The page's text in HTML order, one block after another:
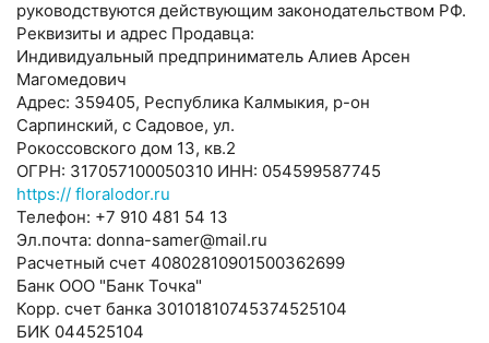
руководствуются действующим законодательством РФ.
Реквизиты и адрес Продавца:
Индивидуальный предприниматель Алиев Арсен
Магомедович
Адрес: 359405, Республика Калмыкия, р-он
Сарпинский, с Садовое, ул.
Рокоссовского дом 13, кв.2
ОГРН: 317057100050310 ИНН: 054599587745
https:// floralodor.ru
Телефон: +7 910 481 54 13
Эл.почта: donna-samer@mail.ru
Расчетный счет 40802810901500362699
Банк ООО "Банк Точка"
Корр. счет банка 30101810745374525104
БИК 044525104